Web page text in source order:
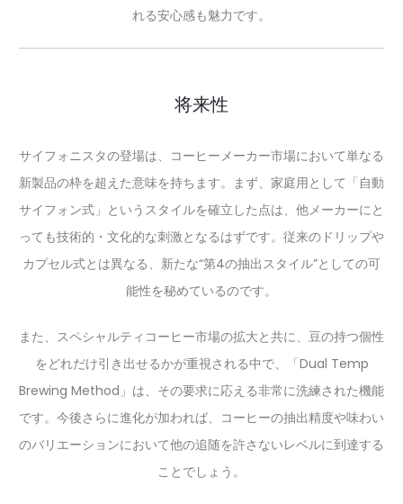
れる安心感も魅力です。
将来性
サイフォニスタの登場は、コーヒーメーカー市場において単なる
新製品の枠を超えた意味を持ちます。まず、家庭用として「自動
サイフォン式」というスタイルを確立した点は、他メーカーにと
っても技術的・文化的な刺激となるはずです。従来のドリップや
カプセル式とは異なる、新たな“第4の抽出スタイル”としての可
能性を秘めているのです。
また、スペシャルティコーヒー市場の拡大と共に、豆の持つ個性
をどれだけ引き出せるかが重視される中で、「Dual Temp
Brewing Method」は、その要求に応える非常に洗練された機能
です。今後さらに進化が加われば、コーヒーの抽出精度や味わい
のバリエーションにおいて他の追随を許さないレベルに到達する
ことでしょう。